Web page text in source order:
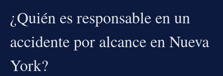
¿Quién es responsable en un
accidente por alcance en Nueva
York?